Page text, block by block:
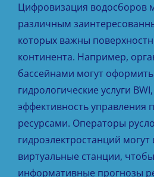
Цифровизация водосборов
различным
которых важны
континента. Например,
бассейнами могут
гидрологические услуги
эффективность
ресурсами. Операторы
гидроэлектростанций могут
виртуальные станции,
информативные прогнозы